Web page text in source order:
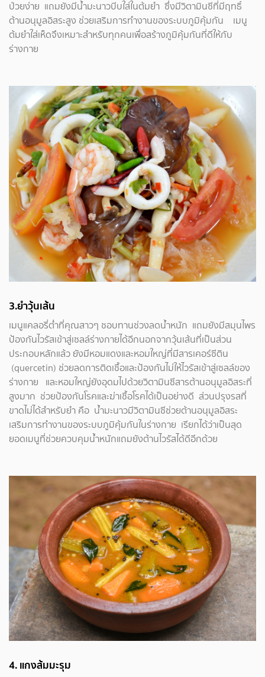
ป่วยง่าย แถมยังมีน้ำมะนาวบีบใส่ในต้มยำ ซึ่งมีวิตามินซีที่มีฤทธิ์
ต้านอนุมูลอิสระสูง ช่วยเสริมการทำงานของระบบภูมิคุ้มกัน เมนู
ต้มยำใส่เห็ดจึงเหมาะสำหรับทุกคนเพื่อสร้างภูมิคุ้มกันที่ดีให้กับ
ร่างกาย
3.ยำวุ้นเส้น
เมนูแคลอรี่ต่ำที่คุณสาวๆ ชอบทานช่วงลดน้ำหนัก แถมยังมีสมุนไพร
ป้องกันไวรัสเข้าสู่เซลล์ร่างกายได้อีกนอกจากวุ้นเส้นที่เป็นส่วน
ประกอบหลักแล้ว ยังมีหอมแดงและหอมใหญ่ที่มีสารเคอร์ซีติน
(quercetin) ช่วยลดการติดเชื้อและป้องกันไม่ให้ไวรัสเข้าสู่เซลล์ของ
ร่างกาย และหอมใหญ่ยังอุดมไปด้วยวิตามินซีสารต้านอนุมูลอิสระที่
สูงมาก ช่วยป้องกันโรคและฆ่าเชื้อโรคได้เป็นอย่างดี ส่วนปรุงรสที่
ขาดไม่ได้สำหรับยำ คือ น้ำมะนาวมีวิตามินซีช่วยต้านอนุมูลอิสระ
เสริมการทำงานของระบบภูมิคุ้มกันในร่างกาย เรียกได้ว่าเป็นสุด
ยอดเมนูที่ช่วยควบคุมน้ำหนักแถมยังต้านไวรัสได้ดีอีกด้วย
4.แกงส้มมะรุม